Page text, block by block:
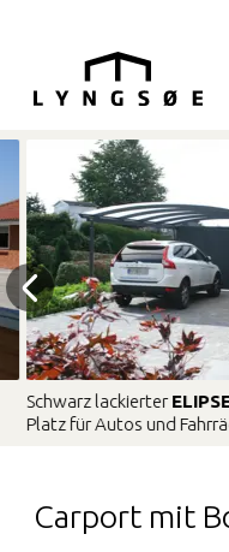
Hauptnavigation
Schwarz lackierter
Platz für Autos und
Carport mit